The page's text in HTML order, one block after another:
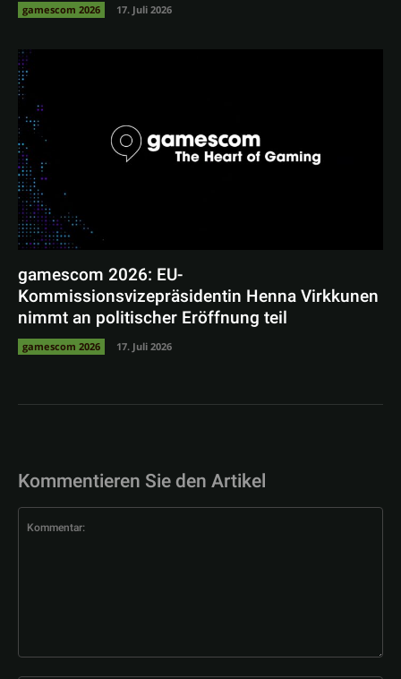
gamescom 2026 17. Juli 2026
gamescom 2026: EU-
Kommissionsvizepräsidentin Henna Virkkunen
nimmt an politischer Eröffnung teil
gamescom 2026 17. Juli 2026
Kommentieren Sie den Artikel